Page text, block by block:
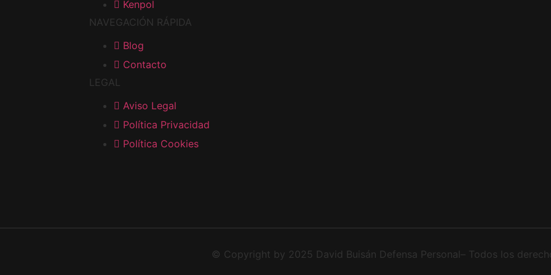
Kenpol
NAVEGACIÓN RÁPIDA
Blog
Contacto
LEGAL
Aviso Legal
Política Privacidad
Política Cookies
© Copyright by 2025 David Buisán Defensa Personal– Todos los